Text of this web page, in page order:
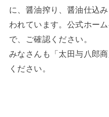
に、醤油搾り、醤油仕込
われています。公式ホー
で、ご確認ください。
みなさんも「太田与八郎
ください。